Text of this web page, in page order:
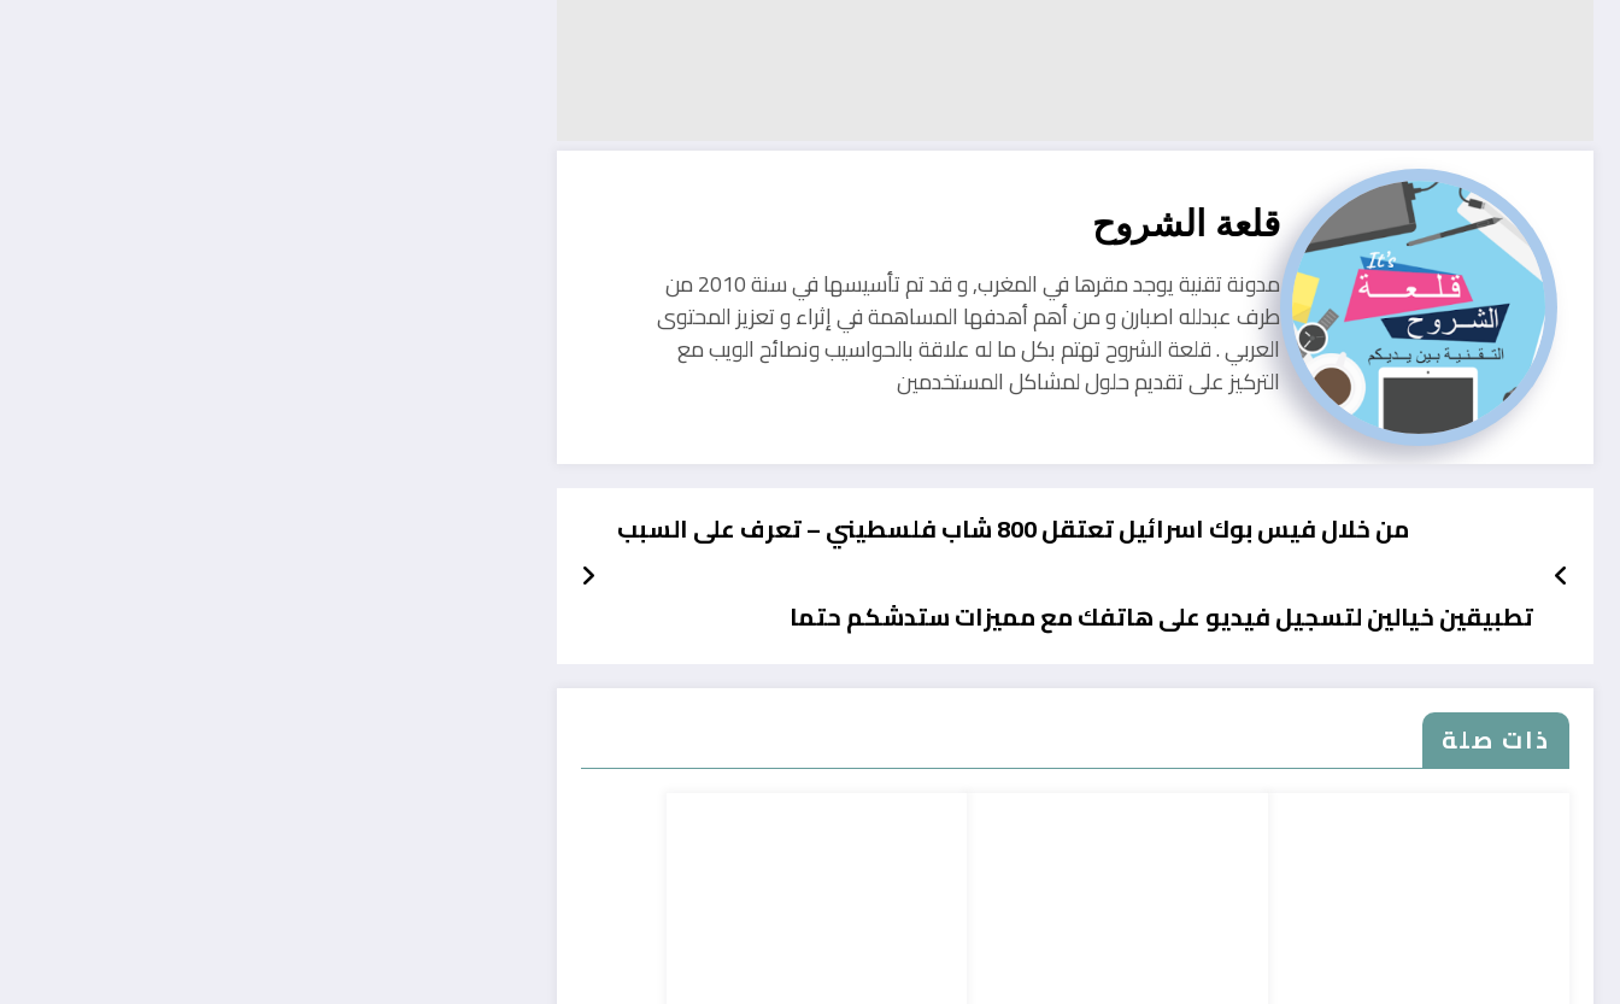
قلعة الشروح
مدونة تقنية يوجد مقرها في المغرب, و قد تم تأسيسها في سنة 2010 من
طرف عبدلله اصبارن و من أهم أهدفها المساهمة في إثراء و تعزيز المحتوى
العربي . قلعة الشروح تهتم بكل ما له علاقة بالحواسيب ونصائح الويب مع
التركيز على تقديم حلول لمشاكل المستخدمين
من خلال فيس بوك اسرائيل تعتقل 800 شاب فلسطيني – تعرف على السبب
تطبيقين خيالين لتسجيل فيديو على هاتفك مع مميزات ستدشكم حتما
ذات صلة